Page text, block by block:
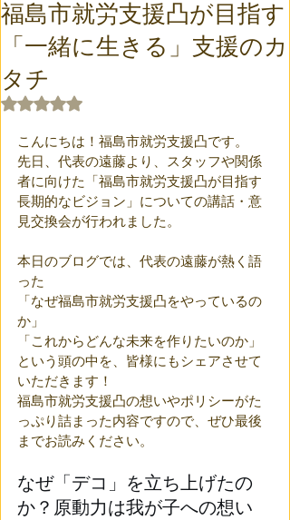
福島市就労支援凸が目指す
「一緒に生きる」支援のカ
タチ
5つ星のうちNaNと評価されています。
こんにちは！福島市就労支援凸です。
先日、代表の遠藤より、スタッフや関係
者に向けた「福島市就労支援凸が目指す
長期的なビジョン」についての講話・意
見交換会が行われました。
本日のブログでは、代表の遠藤が熱く語
った
「なぜ福島市就労支援凸をやっているの
か」
「これからどんな未来を作りたいのか」
という頭の中を、皆様にもシェアさせて
いただきます！
福島市就労支援凸の想いやポリシーがた
っぷり詰まった内容ですので、ぜひ最後
までお読みください。
なぜ「デコ」を立ち上げたの
か？原動力は我が子への想い